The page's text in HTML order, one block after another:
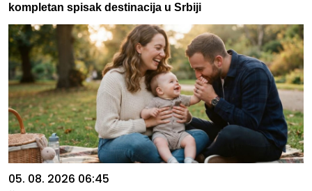
kompletan spisak destinacija u Srbiji
05. 08. 2026 06:45